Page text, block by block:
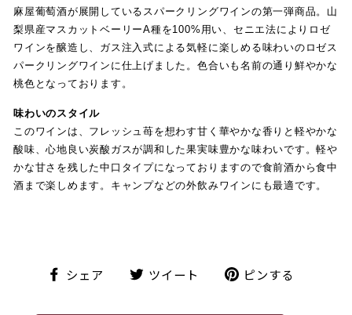
麻屋葡萄酒が展開しているスパークリングワインの第一弾商品。山
梨県産マスカットベーリーA種を100%用い、セニエ法によりロゼ
ワインを醸造し、ガス注入式による気軽に楽しめる味わいのロゼス
パークリングワインに仕上げました。色合いも名前の通り鮮やかな
桃色となっております。
味わいのスタイル
このワインは、フレッシュ苺を想わす甘く華やかな香りと軽やかな
酸味、心地良い炭酸ガスが調和した果実味豊かな味わいです。軽や
かな甘さを残した中口タイプになっておりますので食前酒から食中
酒まで楽しめます。キャンプなどの外飲みワインにも最適です。
シェア ツイート ピンする